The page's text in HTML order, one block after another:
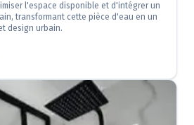
l'espace disponible et d'intégrer un
transformant cette pièce d'eau en un
design urbain.